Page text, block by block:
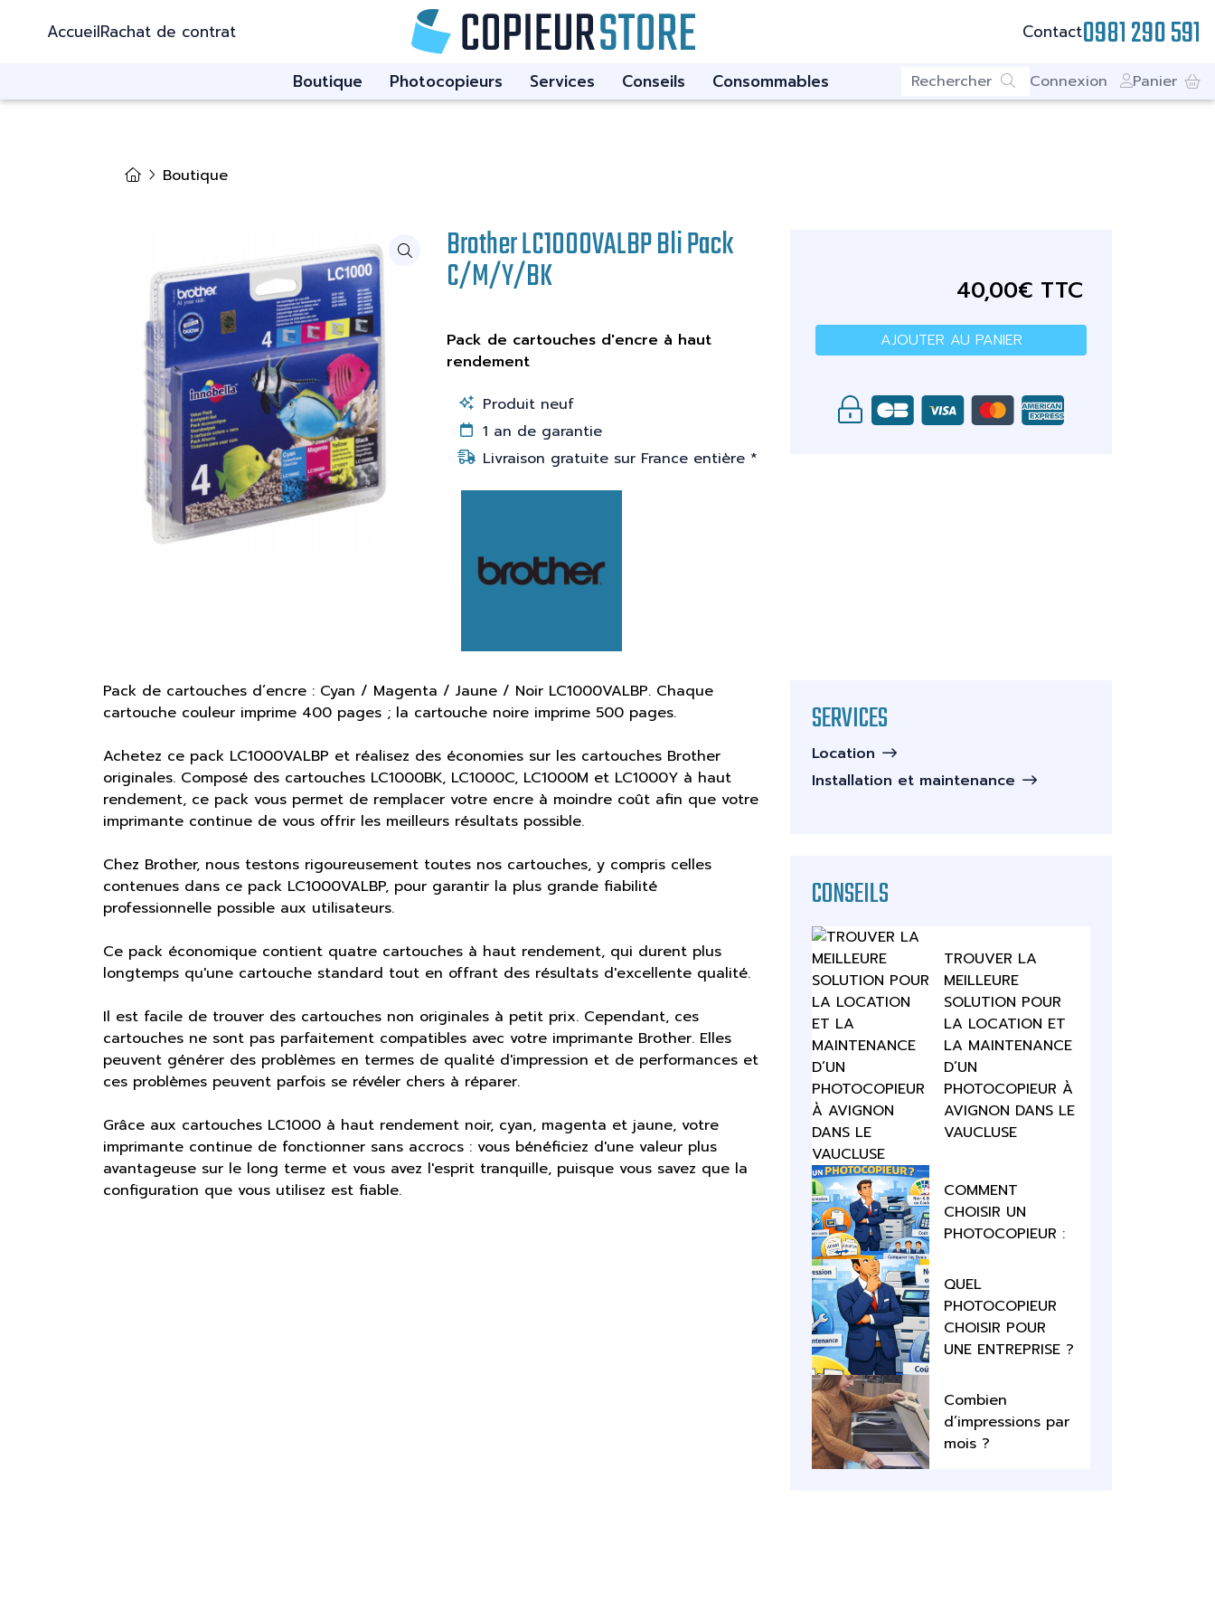
AccueilRachat de contrat
Boutique Photocopieurs Services Conseils Consommables
Contact0981 290 591
Connexion Panier
Boutique
Brother LC1000VALBP Bli Pack
C/M/Y/BK
Pack de cartouches d'encre à haut
rendement
Produit neuf
1 an de garantie
Livraison gratuite sur France entière *
40,00€ TTC
AJOUTER AU PANIER
Pack de cartouches d’encre : Cyan / Magenta / Jaune / Noir LC1000VALBP. Chaque
cartouche couleur imprime 400 pages ; la cartouche noire imprime 500 pages.
Achetez ce pack LC1000VALBP et réalisez des économies sur les cartouches Brother
originales. Composé des cartouches LC1000BK, LC1000C, LC1000M et LC1000Y à haut
rendement, ce pack vous permet de remplacer votre encre à moindre coût afin que votre
imprimante continue de vous offrir les meilleurs résultats possible.
Chez Brother, nous testons rigoureusement toutes nos cartouches, y compris celles
contenues dans ce pack LC1000VALBP, pour garantir la plus grande fiabilité
professionnelle possible aux utilisateurs.
Ce pack économique contient quatre cartouches à haut rendement, qui durent plus
longtemps qu'une cartouche standard tout en offrant des résultats d'excellente qualité.
Il est facile de trouver des cartouches non originales à petit prix. Cependant, ces
cartouches ne sont pas parfaitement compatibles avec votre imprimante Brother. Elles
peuvent générer des problèmes en termes de qualité d'impression et de performances et
ces problèmes peuvent parfois se révéler chers à réparer.
Grâce aux cartouches LC1000 à haut rendement noir, cyan, magenta et jaune, votre
imprimante continue de fonctionner sans accrocs : vous bénéficiez d'une valeur plus
avantageuse sur le long terme et vous avez l'esprit tranquille, puisque vous savez que la
configuration que vous utilisez est fiable.
SERVICES
Location
Installation et maintenance
CONSEILS
TROUVER LA
MEILLEURE
SOLUTION POUR
LA LOCATION ET
LA MAINTENANCE
D’UN
PHOTOCOPIEUR À
AVIGNON DANS LE
VAUCLUSE
COMMENT
CHOISIR UN
PHOTOCOPIEUR :
QUEL
PHOTOCOPIEUR
CHOISIR POUR
UNE ENTREPRISE ?
Combien
d’impressions par
mois ?